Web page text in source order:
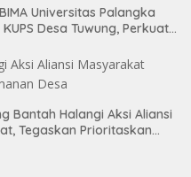
Universitas Palangka
Desa Tuwung, Perkuat
Bantah Halangi Aksi Aliansi
Tegaskan Prioritaskan